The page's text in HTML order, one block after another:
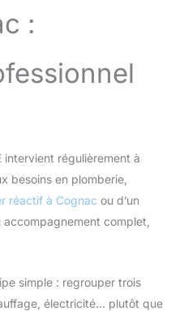
:
intervient régulièrement à
besoins en plomberie,
réactif à Cognac ou d’un
accompagnement complet,
simple : regrouper trois
électricité… plutôt que